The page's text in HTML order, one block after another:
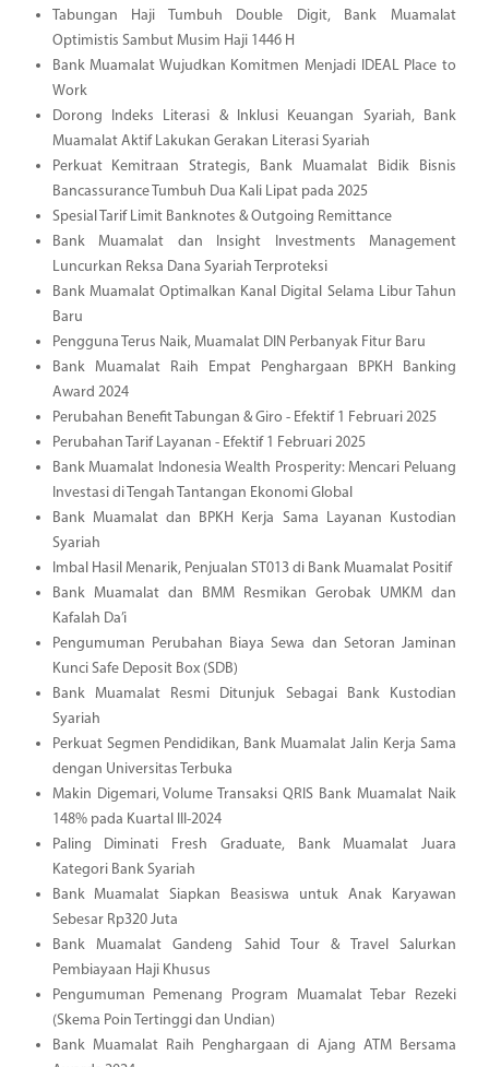
Tabungan Haji Tumbuh Double Digit, Bank Muamalat
Optimistis Sambut Musim Haji 1446 H
Bank Muamalat Wujudkan Komitmen Menjadi IDEAL Place to
Work
Dorong Indeks Literasi & Inklusi Keuangan Syariah, Bank
Muamalat Aktif Lakukan Gerakan Literasi Syariah
Perkuat Kemitraan Strategis, Bank Muamalat Bidik Bisnis
Bancassurance Tumbuh Dua Kali Lipat pada 2025
Spesial Tarif Limit Banknotes & Outgoing Remittance
Bank Muamalat dan Insight Investments Management
Luncurkan Reksa Dana Syariah Terproteksi
Bank Muamalat Optimalkan Kanal Digital Selama Libur Tahun
Baru
Pengguna Terus Naik, Muamalat DIN Perbanyak Fitur Baru
Bank Muamalat Raih Empat Penghargaan BPKH Banking
Award 2024
Perubahan Benefit Tabungan & Giro - Efektif 1 Februari 2025
Perubahan Tarif Layanan - Efektif 1 Februari 2025
Bank Muamalat Indonesia Wealth Prosperity: Mencari Peluang
Investasi di Tengah Tantangan Ekonomi Global
Bank Muamalat dan BPKH Kerja Sama Layanan Kustodian
Syariah
Imbal Hasil Menarik, Penjualan ST013 di Bank Muamalat Positif
Bank Muamalat dan BMM Resmikan Gerobak UMKM dan
Kafalah Da’i
Pengumuman Perubahan Biaya Sewa dan Setoran Jaminan
Kunci Safe Deposit Box (SDB)
Bank Muamalat Resmi Ditunjuk Sebagai Bank Kustodian
Syariah
Perkuat Segmen Pendidikan, Bank Muamalat Jalin Kerja Sama
dengan Universitas Terbuka
Makin Digemari, Volume Transaksi QRIS Bank Muamalat Naik
148% pada Kuartal III-2024
Paling Diminati Fresh Graduate, Bank Muamalat Juara
Kategori Bank Syariah
Bank Muamalat Siapkan Beasiswa untuk Anak Karyawan
Sebesar Rp320 Juta
Bank Muamalat Gandeng Sahid Tour & Travel Salurkan
Pembiayaan Haji Khusus
Pengumuman Pemenang Program Muamalat Tebar Rezeki
(Skema Poin Tertinggi dan Undian)
Bank Muamalat Raih Penghargaan di Ajang ATM Bersama